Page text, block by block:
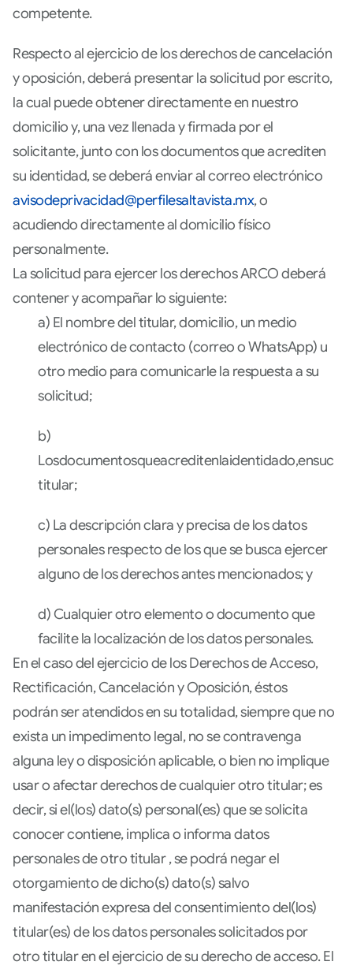
competente.
Respecto al ejercicio de los derechos de cancelación
y oposición, deberá presentar la solicitud por escrito,
la cual puede obtener directamente en nuestro
domicilio y, una vez llenada y firmada por el
solicitante, junto con los documentos que acrediten
su identidad, se deberá enviar al correo electrónico
avisodeprivacidad@perfilesaltavista.mx, o
acudiendo directamente al domicilio físico
personalmente.
La solicitud para ejercer los derechos ARCO deberá
contener y acompañar lo siguiente:
a) El nombre del titular, domicilio, un medio
electrónico de contacto (correo o WhatsApp) u
otro medio para comunicarle la respuesta a su
solicitud;
b)
titular;
c) La descripción clara y precisa de los datos
personales respecto de los que se busca ejercer
alguno de los derechos antes mencionados; y
d) Cualquier otro elemento o documento que
facilite la localización de los datos personales.
En el caso del ejercicio de los Derechos de Acceso,
Rectificación, Cancelación y Oposición, éstos
podrán ser atendidos en su totalidad, siempre que no
exista un impedimento legal, no se contravenga
alguna ley o disposición aplicable, o bien no implique
usar o afectar derechos de cualquier otro titular; es
decir, si el(los) dato(s) personal(es) que se solicita
conocer contiene, implica o informa datos
personales de otro titular , se podrá negar el
otorgamiento de dicho(s) dato(s) salvo
manifestación expresa del consentimiento del(los)
titular(es) de los datos personales solicitados por
otro titular en el ejercicio de su derecho de acceso. El